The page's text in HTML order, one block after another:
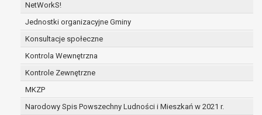
NetWorkS!
Jednostki organizacyjne Gminy
Konsultacje społeczne
Kontrola Wewnętrzna
Kontrole Zewnętrzne
MKZP
Narodowy Spis Powszechny Ludności i Mieszkań w 2021 r.
czasu wycofania tej zgody.
Ponadto w przypadku umów o dofinansowanie
dane osobowe od momentu pozyskania
przechowywane są przez okres wynikający z
umowy o dofinansowanie zawartej między
beneficjentem a określoną instytucją, trwałości
danego projektu i konieczności zachowania
dokumentacji projektu do celów kontrolnych.
W związku z przetwarzaniem przez